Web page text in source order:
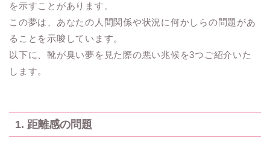
を示すことがあります。
この夢は、あなたの人間関係や状況に何かしらの問題があ
ることを示唆しています。
以下に、靴が臭い夢を見た際の悪い兆候を3つご紹介いた
します。
1. 距離感の問題